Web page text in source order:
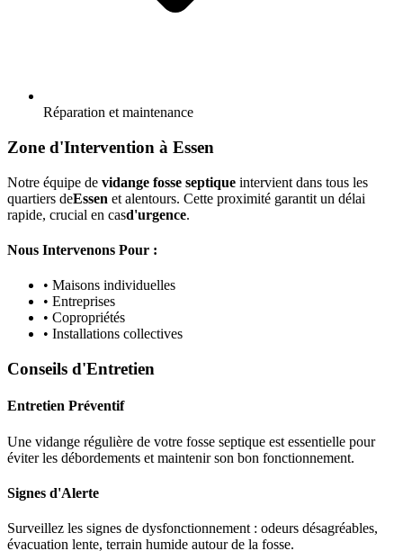
Réparation et maintenance
Zone d'Intervention à Essen
Notre équipe de vidange fosse septique intervient dans tous les
quartiers deEssen et alentours. Cette proximité garantit un délai
rapide, crucial en casd'urgence.
Nous Intervenons Pour :
• Maisons individuelles
• Entreprises
• Copropriétés
• Installations collectives
Conseils d'Entretien
Entretien Préventif
Une vidange régulière de votre fosse septique est essentielle pour
éviter les débordements et maintenir son bon fonctionnement.
Signes d'Alerte
Surveillez les signes de dysfonctionnement : odeurs désagréables,
évacuation lente, terrain humide autour de la fosse.